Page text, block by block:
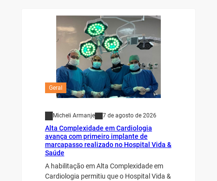
Geral
Micheli Armanje 7 de agosto de 2026
Alta Complexidade em Cardiologia
avança com primeiro implante de
marcapasso realizado no Hospital Vida &
Saúde
A habilitação em Alta Complexidade em
Cardiologia permitiu que o Hospital Vida &